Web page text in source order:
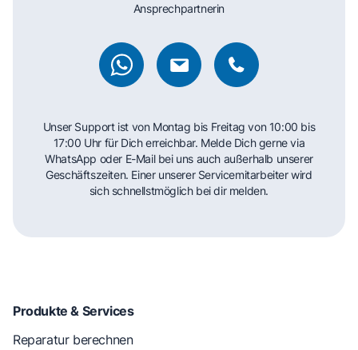
Ansprechpartnerin
Unser Support ist von Montag bis Freitag von 10:00 bis
17:00 Uhr für Dich erreichbar. Melde Dich gerne via
WhatsApp oder E-Mail bei uns auch außerhalb unserer
Geschäftszeiten. Einer unserer Servicemitarbeiter wird
sich schnellstmöglich bei dir melden.
Produkte & Services
Reparatur berechnen